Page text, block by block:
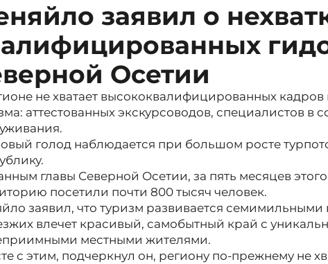
заявил о
Осетии
не хватает высококвалифицированных кадров
аттестованных экскурсоводов, специалистов в
голод наблюдается при большом росте
главы Северной Осетии, за пять месяцев этого
посетили почти 800 тысяч человек.
заявил, что туризм развивается семимильными
влечет красивый, самобытный край с
местными жителями.
с этим, подчеркнул он, региону по-прежнему не